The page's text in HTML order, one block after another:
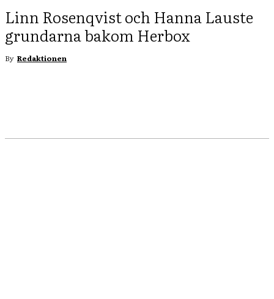
Linn Rosenqvist och Hanna Lauste
grundarna bakom Herbox
By Redaktionen